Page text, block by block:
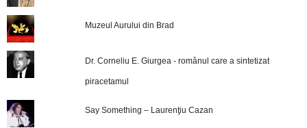
Muzeul Aurului din Brad
Dr. Corneliu E. Giurgea - românul care a sintetizat
piracetamul
Say Something – Laurenţiu Cazan